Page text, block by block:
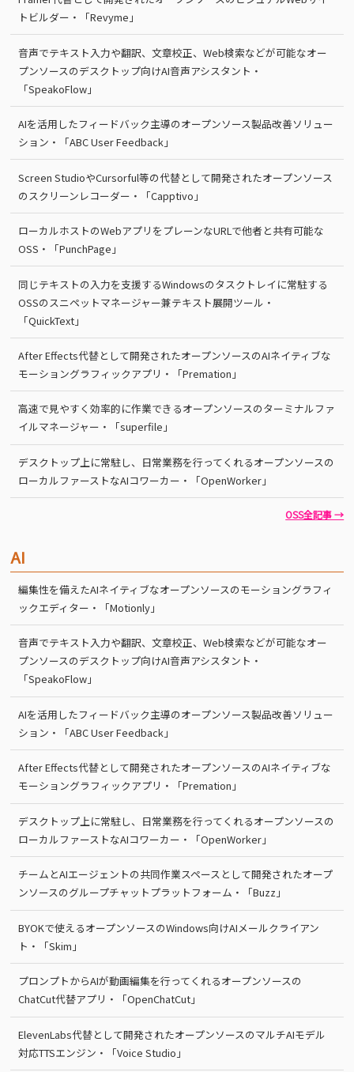
トビルダー・「Revyme」
音声でテキスト入力や翻訳、文章校正、Web検索などが可能なオー
プンソースのデスクトップ向けAI音声アシスタント・
「SpeakoFlow」
AIを活用したフィードバック主導のオープンソース製品改善ソリュー
ション・「ABC User Feedback」
Screen StudioやCursorful等の代替として開発されたオープンソース
のスクリーンレコーダー・「Capptivo」
ローカルホストのWebアプリをプレーンなURLで他者と共有可能な
OSS・「PunchPage」
同じテキストの入力を支援するWindowsのタスクトレイに常駐する
OSSのスニペットマネージャー兼テキスト展開ツール・
「QuickText」
After Effects代替として開発されたオープンソースのAIネイティブな
モーショングラフィックアプリ・「Premation」
高速で見やすく効率的に作業できるオープンソースのターミナルファ
イルマネージャー・「superfile」
デスクトップ上に常駐し、日常業務を行ってくれるオープンソースの
ローカルファーストなAIコワーカー・「OpenWorker」
OSS全記事 →
AI
編集性を備えたAIネイティブなオープンソースのモーショングラフィ
ックエディター・「Motionly」
音声でテキスト入力や翻訳、文章校正、Web検索などが可能なオー
プンソースのデスクトップ向けAI音声アシスタント・
「SpeakoFlow」
AIを活用したフィードバック主導のオープンソース製品改善ソリュー
ション・「ABC User Feedback」
After Effects代替として開発されたオープンソースのAIネイティブな
モーショングラフィックアプリ・「Premation」
デスクトップ上に常駐し、日常業務を行ってくれるオープンソースの
ローカルファーストなAIコワーカー・「OpenWorker」
チームとAIエージェントの共同作業スペースとして開発されたオープ
ンソースのグループチャットプラットフォーム・「Buzz」
BYOKで使えるオープンソースのWindows向けAIメールクライアン
ト・「Skim」
プロンプトからAIが動画編集を行ってくれるオープンソースの
ChatCut代替アプリ・「OpenChatCut」
ElevenLabs代替として開発されたオープンソースのマルチAIモデル
対応TTSエンジン・「Voice Studio」